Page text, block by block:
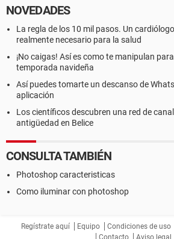
NOVEDADES
La regla de los 10 mil pasos. Un
realmente necesario para la salud
¡No caigas! Así es como te manipulan
temporada navideña
Así puedes tomarte un descanso de
aplicación
Los científicos descubren una red de
antigüedad en Belice
CONSULTA TAMBIÉN
Photoshop caracteristicas
Como iluminar con photoshop
Regístrate aquí Equipo Condiciones de uso
Contacto
Aviso legal